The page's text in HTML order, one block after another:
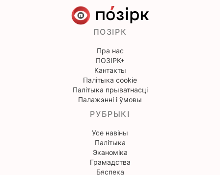
ПОЗІРК
Пра нас
ПОЗІРК+
Кантакты
Палітыка cookie
Палітыка прыватнасці
Палажэнні і ўмовы
РУБРЫКІ
Усе навіны
Палітыка
Эканоміка
Грамадства
Бяспека